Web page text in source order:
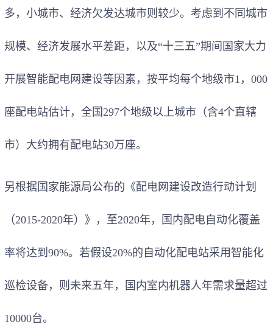
多，小城市、经济欠发达城市则较少。考虑到不同城市
规模、经济发展水平差距，以及“十三五”期间国家大力
开展智能配电网建设等因素，按平均每个地级市1，000
座配电站估计，全国297个地级以上城市（含4个直辖
市）大约拥有配电站30万座。
另根据国家能源局公布的《配电网建设改造行动计划
（2015-2020年）》，至2020年，国内配电自动化覆盖
率将达到90%。若假设20%的自动化配电站采用智能化
巡检设备，则未来五年，国内室内机器人年需求量超过
10000台。